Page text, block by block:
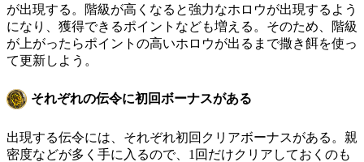
が出現する。階級が高くなると強力なホロウが出現するよう
になり、獲得できるポイントなども増える。そのため、階級
が上がったらポイントの高いホロウが出るまで撒き餌を使っ
て更新しよう。
それぞれの伝令に初回ボーナスがある
出現する伝令には、それぞれ初回クリアボーナスがある。親
密度などが多く手に入るので、1回だけクリアしておくのも